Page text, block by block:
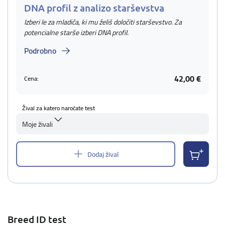
DNA profil z analizo starševstva
Izberi le za mladiča, ki mu želiš določiti starševstvo. Za
potencialne starše izberi DNA profil.
Podrobno
Cena: 42,00 €
Žival za katero naročate test
Moje živali
Dodaj žival
Breed ID test